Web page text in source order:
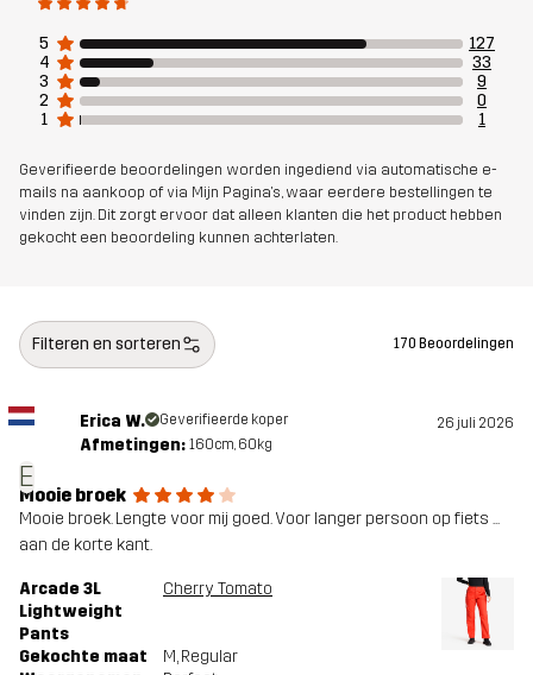
Artikelnummer 10851_2006
5
127
4
33
3
9
2
0
1
1
Geverifieerde beoordelingen worden ingediend via automatische e-
mails na aankoop of via Mijn Pagina's, waar eerdere bestellingen te
vinden zijn. Dit zorgt ervoor dat alleen klanten die het product hebben
gekocht een beoordeling kunnen achterlaten.
Filteren en sorteren 170 Beoordelingen
E
Erica W. Geverifieerde koper 26 juli 2026
Afmetingen: 160cm, 60kg
Mooie broek
Mooie broek. Lengte voor mij goed. Voor langer persoon op fiets ...
aan de korte kant.
Arcade 3L
Lightweight
Pants
Cherry Tomato
Gekochte maat M, Regular